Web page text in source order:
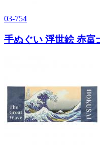
03-754
手ぬぐい 浮世絵 赤富